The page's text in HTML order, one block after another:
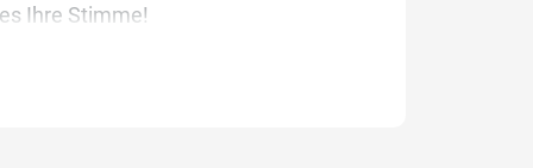
Ihre Stimme!